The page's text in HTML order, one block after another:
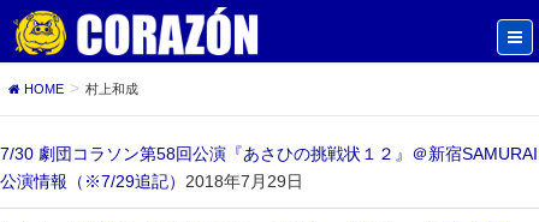
HOME 村上和成
7/30 劇団コラソン第58回公演『あさひの挑戦状１２』＠新宿SAMURAI
公演情報（※7/29追記） 2018年7月29日